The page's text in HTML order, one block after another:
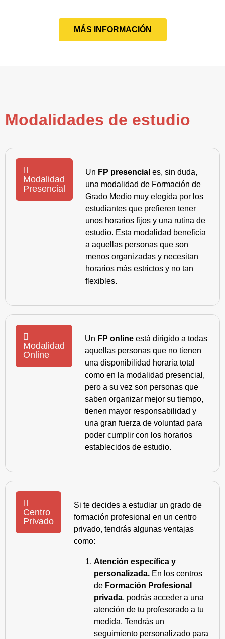
MÁS INFORMACIÓN
Modalidades de estudio
Modalidad
Presencial
Un FP presencial es, sin duda,
una modalidad de Formación de
Grado Medio muy elegida por los
estudiantes que prefieren tener
unos horarios fijos y una rutina de
estudio. Esta modalidad beneficia
a aquellas personas que son
menos organizadas y necesitan
horarios más estrictos y no tan
flexibles.
Modalidad
Online
Un FP online está dirigido a todas
aquellas personas que no tienen
una disponibilidad horaria total
como en la modalidad presencial,
pero a su vez son personas que
saben organizar mejor su tiempo,
tienen mayor responsabilidad y
una gran fuerza de voluntad para
poder cumplir con los horarios
establecidos de estudio.
Centro
Privado
Si te decides a estudiar un grado de
formación profesional en un centro
privado, tendrás algunas ventajas
como:
Atención específica y
personalizada. En los centros
de Formación Profesional
privada, podrás acceder a una
atención de tu profesorado a tu
medida. Tendrás un
seguimiento personalizado para